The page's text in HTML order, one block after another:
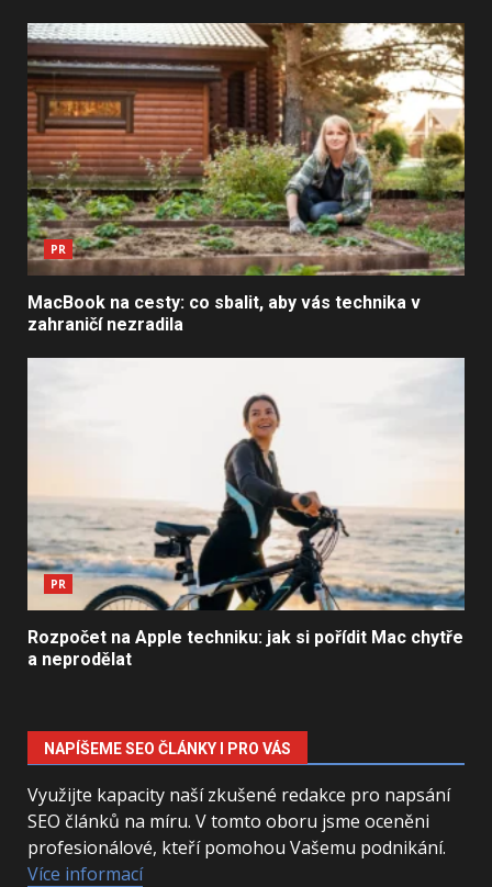
PR
MacBook na cesty: co sbalit, aby vás technika v
zahraničí nezradila
PR
Rozpočet na Apple techniku: jak si pořídit Mac chytře
a neprodělat
NAPÍŠEME SEO ČLÁNKY I PRO VÁS
Využijte kapacity naší zkušené redakce pro napsání
SEO článků na míru. V tomto oboru jsme oceněni
profesionálové, kteří pomohou Vašemu podnikání.
Více informací